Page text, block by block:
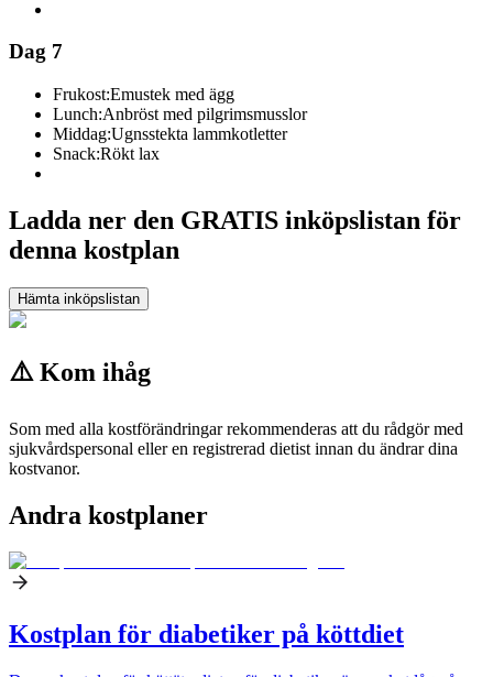
Dag 7
Frukost:Emustek med ägg
Lunch:Anbröst med pilgrimsmusslor
Middag:Ugnsstekta lammkotletter
Snack:Rökt lax
Ladda ner den GRATIS inköpslistan för
denna kostplan
Hämta inköpslistan
⚠️ Kom ihåg
Som med alla kostförändringar rekommenderas att du rådgör med
sjukvårdspersonal eller en registrerad dietist innan du ändrar dina
kostvanor.
Andra kostplaner
Kostplan för diabetiker på köttdiet